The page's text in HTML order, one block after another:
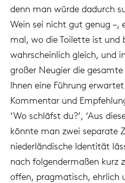
denn man würde dadurch
Wein sei nicht gut genug –,
mal, wo die Toilette ist und
wahrscheinlich gleich, und
großer Neugier die
Ihnen eine Führung
Kommentar und
‘Wo schläfst du?’, ‘Aus
könnte man zwei separate
niederländische Identität
nach folgendermaßen kurz
offen, pragmatisch, ehrlich